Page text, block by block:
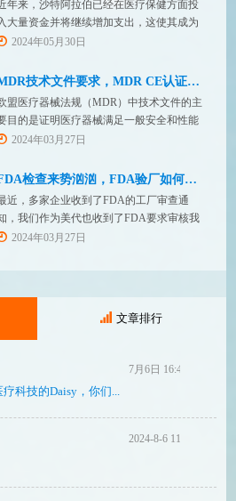
年来，沙特阿拉伯已经在医疗保健方面投
大量资金并将继续增加支出，这使其成为
疗设备制造商感兴趣的市场。然而，想要
要求，即他们必须在沙特阿拉伯获得其设
务，FDASUNGO全球合规业务版图再添新模
。F
2024年05月30日
MDR技术文件要求，MDR CE认证办理
盟医疗器械法规（MDR）中技术文件的主
目的是证明医疗器械满足一般安全和性能
求。无论类别如何，所有医疗设备都必须
关技术文件的要求。MDR技术文档结构：
2024年03月27日
FDA检查来势汹汹，FDA验厂如何应对？
近，多家企业收到了FDA的工厂审查通
，我们作为美代也收到了FDA要求审核我
客户验厂的通知邮件。起因是2023年12
2024年03月27日
文章排行
7月6日 16:47
科技的Daisy，你们...
2024-8-6 11:14